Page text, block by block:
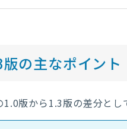
の主なポイント
版から1.3版の差分とし